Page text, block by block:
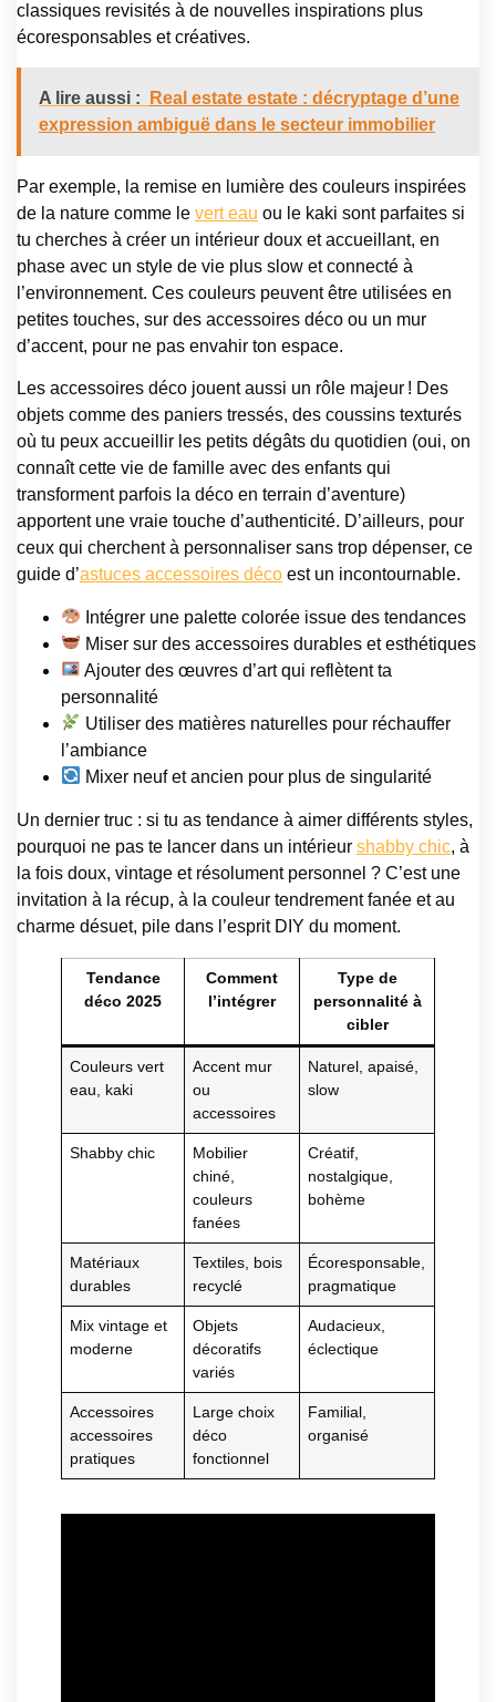
classiques revisités à de nouvelles inspirations plus
écoresponsables et créatives.
A lire aussi :
Real estate estate : décryptage d’une
expression ambiguë dans le secteur immobilier
Par exemple, la remise en lumière des couleurs inspirées
de la nature comme le vert eau ou le kaki sont parfaites si
tu cherches à créer un intérieur doux et accueillant, en
phase avec un style de vie plus slow et connecté à
l’environnement. Ces couleurs peuvent être utilisées en
petites touches, sur des accessoires déco ou un mur
d’accent, pour ne pas envahir ton espace.
Les accessoires déco jouent aussi un rôle majeur ! Des
objets comme des paniers tressés, des coussins texturés
où tu peux accueillir les petits dégâts du quotidien (oui, on
connaît cette vie de famille avec des enfants qui
transforment parfois la déco en terrain d’aventure)
apportent une vraie touche d’authenticité. D’ailleurs, pour
ceux qui cherchent à personnaliser sans trop dépenser, ce
guide d’astuces accessoires déco est un incontournable.
Intégrer une palette colorée issue des tendances
Miser sur des accessoires durables et esthétiques
Ajouter des œuvres d’art qui reflètent ta
personnalité
Utiliser des matières naturelles pour réchauffer
l’ambiance
Mixer neuf et ancien pour plus de singularité
Un dernier truc : si tu as tendance à aimer différents styles,
pourquoi ne pas te lancer dans un intérieur shabby chic, à
la fois doux, vintage et résolument personnel ? C’est une
invitation à la récup, à la couleur tendrement fanée et au
charme désuet, pile dans l’esprit DIY du moment.
Tendance
déco 2025
Comment
l’intégrer
Type de
personnalité à
cibler
Couleurs vert
eau, kaki
Accent mur
ou
accessoires
Naturel, apaisé,
slow
Shabby chic
Mobilier
chiné,
couleurs
fanées
Créatif,
nostalgique,
bohème
Matériaux
durables
Textiles, bois
recyclé
Écoresponsable,
pragmatique
Mix vintage et
moderne
Objets
décoratifs
variés
Audacieux,
éclectique
Accessoires
accessoires
pratiques
Large choix
déco
fonctionnel
Familial,
organisé